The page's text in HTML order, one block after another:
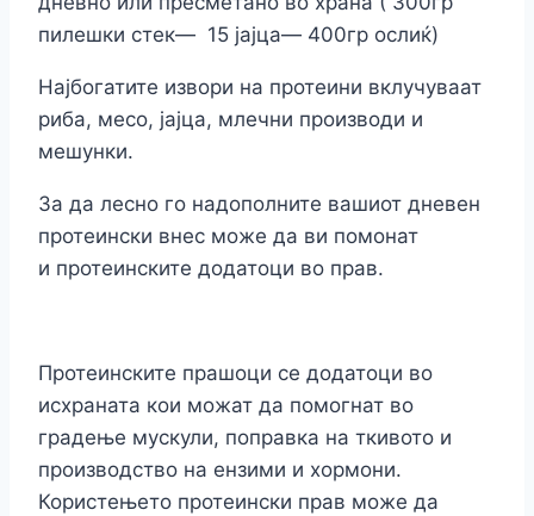
пилешки стек— 15 јајца— 400гр ослиќ)
Најбогатите извори на протеини вклучуваат
риба, месо, јајца, млечни производи и
мешунки.
За да лесно го надополните вашиот дневен
протеински внес може да ви помонат
и протеинските додатоци во прав.
Протеинските прашоци се додатоци во
исхраната кои можат да помогнат во
градење мускули, поправка на ткивото и
производство на ензими и хормони.
Користењето протеински прав може да